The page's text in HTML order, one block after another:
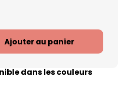
Ajouter au panier
dans les couleurs